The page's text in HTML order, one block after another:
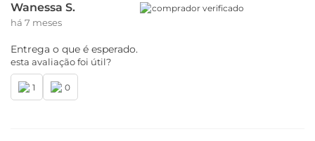
Wanessa S.
há 7 meses
comprador verificado
Entrega o que é esperado.
esta avaliação foi útil?
1 0